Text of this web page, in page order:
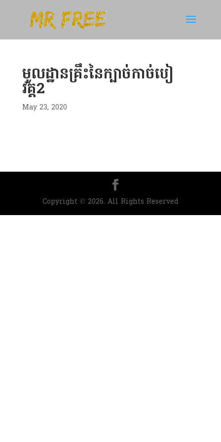
មូលដ្ឋានគ្រឹះនៃក្បាច់កាច់បៀ
វគ្គ2
May 23, 2020
Copyright © 2026. All Rights Reserved